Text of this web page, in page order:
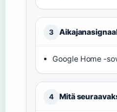
3
Google Home -
4 Mitä